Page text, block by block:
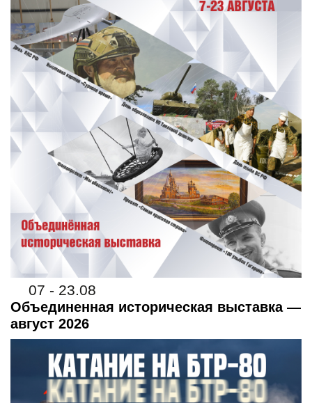
07 - 23.08
Объединенная историческая выставка —
август 2026